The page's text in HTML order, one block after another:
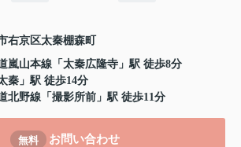
右京区太秦棚森町
嵐山本線 「 太秦広隆寺 」駅 徒歩8分
秦 」駅 徒歩14分
北野線 「 撮影所前 」駅 徒歩11分
無料 お問い合わせ